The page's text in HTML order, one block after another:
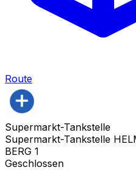
Route
Supermarkt-Tankstelle
Supermarkt-Tankstelle
BERG 1
Geschlossen